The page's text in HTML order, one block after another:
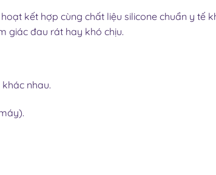
kết hợp cùng chất liệu silicone chuẩn y tế
giác đau rát hay khó chịu.
nhau.